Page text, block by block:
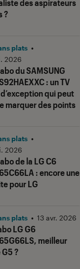
des aspirateurs
?
du SAMSUNG
: un TV
qui peut
marquer des points
plats •
2026
de la LG C6
: encore une
pour LG
plats •
2026
LG G6
meilleur
?
plats • 13 avr. 2026